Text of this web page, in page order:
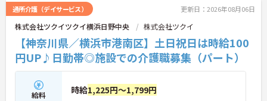
べます。現場配属後も、先輩職員が一緒に行うOJT
研修で丁寧に業務を教えるので、独り立ちまで安心
してステップアップできます。入社後のフォローア
ップ研修も定期的にあり、悩みや不安を解消しなが
ら成長できます。
＜働きながら資格取得＆収入アップを目指せる＞
「実務者研修」の費用は全額会社負担、「介護福祉
士」の講習会実施など、資格取得へのバックアップ
が非常に充実しています。
通所介護（デイサービス） 更新日：2026年08月06日
株式会社ツクイツクイ横浜日野中央 株式会社ツクイ
【神奈川県／横浜市港南区】土日祝日は時給100
円UP♪日勤帯◎施設での介護職募集（パート）
給料 時給1,225円～1,799円